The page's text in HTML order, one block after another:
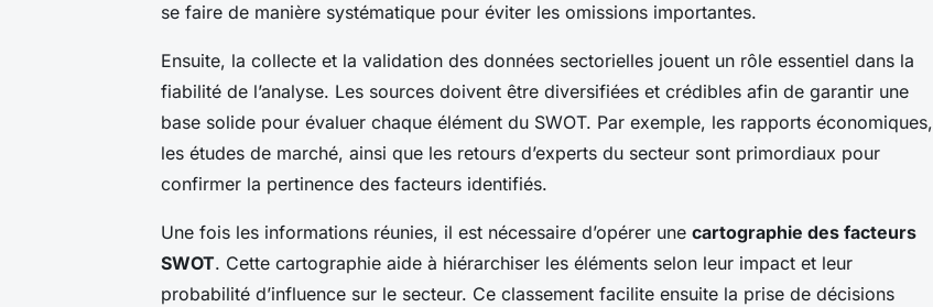
se faire de manière systématique pour éviter les omissions importantes.
Ensuite, la collecte et la validation des données sectorielles jouent un rôle essentiel dans la
fiabilité de l’analyse. Les sources doivent être diversifiées et crédibles afin de garantir une
base solide pour évaluer chaque élément du SWOT. Par exemple, les rapports économiques,
les études de marché, ainsi que les retours d’experts du secteur sont primordiaux pour
confirmer la pertinence des facteurs identifiés.
Une fois les informations réunies, il est nécessaire d’opérer une cartographie des facteurs
SWOT. Cette cartographie aide à hiérarchiser les éléments selon leur impact et leur
probabilité d’influence sur le secteur. Ce classement facilite ensuite la prise de décisions